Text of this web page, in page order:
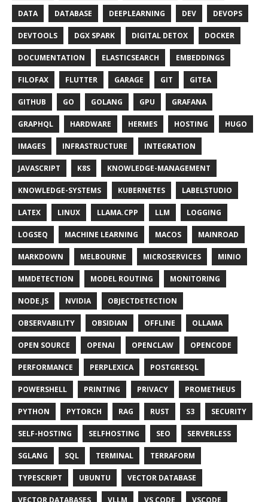
DATA DATABASE DEEPLEARNING DEV DEVOPS
DEVTOOLS DGX SPARK DIGITAL DETOX DOCKER
DOCUMENTATION ELASTICSEARCH EMBEDDINGS
FILOFAX FLUTTER GARAGE GIT GITEA
GITHUB GO GOLANG GPU GRAFANA
GRAPHQL HARDWARE HERMES HOSTING HUGO
IMAGES INFRASTRUCTURE INTEGRATION
JAVASCRIPT K8S KNOWLEDGE-MANAGEMENT
KNOWLEDGE-SYSTEMS KUBERNETES LABELSTUDIO
LATEX LINUX LLAMA.CPP LLM LOGGING
LOGSEQ MACHINE LEARNING MACOS MAINROAD
MARKDOWN MELBOURNE MICROSERVICES MINIO
MMDETECTION MODEL ROUTING MONITORING
NODE.JS NVIDIA OBJECTDETECTION
OBSERVABILITY OBSIDIAN OFFLINE OLLAMA
OPEN SOURCE OPENAI OPENCLAW OPENCODE
PERFORMANCE PERPLEXICA POSTGRESQL
POWERSHELL PRINTING PRIVACY PROMETHEUS
PYTHON PYTORCH RAG RUST S3 SECURITY
SELF-HOSTING SELFHOSTING SEO SERVERLESS
SGLANG SQL TERMINAL TERRAFORM
TYPESCRIPT UBUNTU VECTOR DATABASE
VECTOR DATABASES VLLM VS CODE VSCODE